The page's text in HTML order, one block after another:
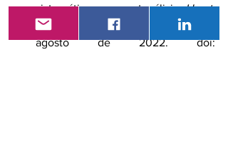
sistemática y un metanálisis.
Heart,
Publicado en línea Primero: 09 de
agosto de 2022. doi: